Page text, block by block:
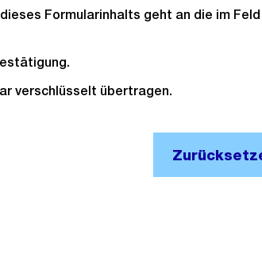
Formularinhalts geht an die im
verschlüsselt übertragen.